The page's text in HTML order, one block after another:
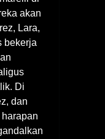
akan
Lara,
bekerja
Di
dan